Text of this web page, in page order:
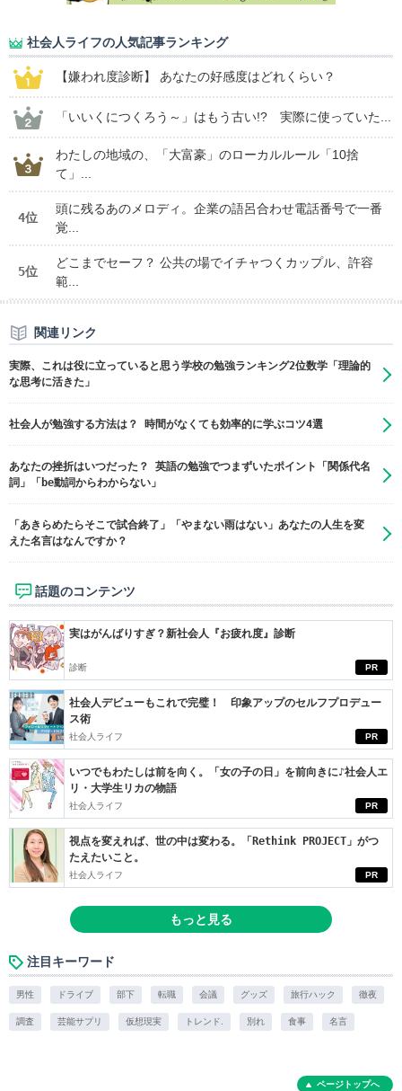
社会人ライフの人気記事ランキング
【嫌われ度診断】 あなたの好感度はどれくらい？
「いいくにつくろう～」はもう古い!? 実際に使っていた...
わたしの地域の、「大富豪」のローカルルール「10捨
て」...
4位
頭に残るあのメロディ。企業の語呂合わせ電話番号で一番
覚...
5位
どこまでセーフ？ 公共の場でイチャつくカップル、許容
範...
関連リンク
実際、これは役に立っていると思う学校の勉強ランキング2位数学「理論的
な思考に活きた」
社会人が勉強する方法は？ 時間がなくても効率的に学ぶコツ4選
あなたの挫折はいつだった？ 英語の勉強でつまずいたポイント「関係代名
詞」「be動詞からわからない」
「あきらめたらそこで試合終了」「やまない雨はない」あなたの人生を変
えた名言はなんですか？
話題のコンテンツ
PR
実はがんばりすぎ？新社会人『お疲れ度』診断
診断
PR
社会人デビューもこれで完璧！ 印象アップのセルフプロデュー
ス術
社会人ライフ
PR
いつでもわたしは前を向く。「女の子の日」を前向きに♪社会人エ
リ・大学生リカの物語
社会人ライフ
PR
視点を変えれば、世の中は変わる。「Rethink PROJECT」がつ
たえたいこと。
社会人ライフ
もっと見る
注目キーワード
男性 ドライブ 部下 転職 会議 グッズ 旅行ハック 徹夜
調査 芸能サプリ 仮想現実 トレンド. 別れ 食事 名言
ページトップへ